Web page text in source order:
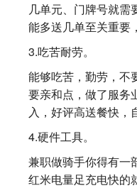
几单元、门牌号就需
能多送几单至关重要
3.吃苦耐劳。
能够吃苦，勤劳，不
要亲和点，做了服务
入，好评高送餐快，
4.硬件工具。
兼职做骑手你得有一
红米电量足充电快的